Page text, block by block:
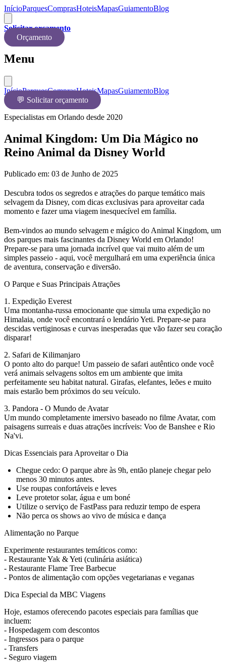
InícioParquesComprasHoteisMapasGuiamentoBlog
Solicitar orçamento
Orçamento
Menu
InícioParquesComprasHoteisMapasGuiamentoBlog
💬 Solicitar orçamento
Especialistas em Orlando desde 2020
Animal Kingdom: Um Dia Mágico no
Reino Animal da Disney World
Publicado em: 03 de Junho de 2025
Descubra todos os segredos e atrações do parque temático mais
selvagem da Disney, com dicas exclusivas para aproveitar cada
momento e fazer uma viagem inesquecível em família.
Bem-vindos ao mundo selvagem e mágico do Animal Kingdom, um
dos parques mais fascinantes da Disney World em Orlando!
Prepare-se para uma jornada incrível que vai muito além de um
simples passeio - aqui, você mergulhará em uma experiência única
de aventura, conservação e diversão.
O Parque e Suas Principais Atrações
1. Expedição Everest
Uma montanha-russa emocionante que simula uma expedição no
Himalaia, onde você encontrará o lendário Yeti. Prepare-se para
descidas vertiginosas e curvas inesperadas que vão fazer seu coração
disparar!
2. Safari de Kilimanjaro
O ponto alto do parque! Um passeio de safari autêntico onde você
verá animais selvagens soltos em um ambiente que imita
perfeitamente seu habitat natural. Girafas, elefantes, leões e muito
mais estarão bem próximos do seu veículo.
3. Pandora - O Mundo de Avatar
Um mundo completamente imersivo baseado no filme Avatar, com
paisagens surreais e duas atrações incríveis: Voo de Banshee e Rio
Na'vi.
Dicas Essenciais para Aproveitar o Dia
Chegue cedo: O parque abre às 9h, então planeje chegar pelo
menos 30 minutos antes.
Use roupas confortáveis e leves
Leve protetor solar, água e um boné
Utilize o serviço de FastPass para reduzir tempo de espera
Não perca os shows ao vivo de música e dança
Alimentação no Parque
Experimente restaurantes temáticos como:
- Restaurante Yak & Yeti (culinária asiática)
- Restaurante Flame Tree Barbecue
- Pontos de alimentação com opções vegetarianas e veganas
Dica Especial da MBC Viagens
Hoje, estamos oferecendo pacotes especiais para famílias que
incluem:
- Hospedagem com descontos
- Ingressos para o parque
- Transfers
- Seguro viagem